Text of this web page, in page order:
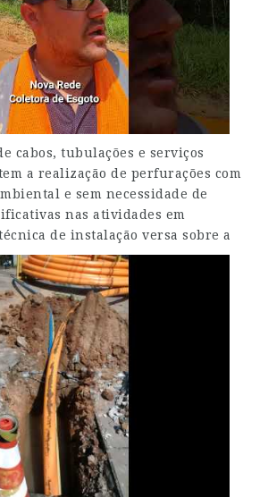
cabos, tubulações e serviços
a realização de perfurações com
e sem necessidade de
nas atividades em
de instalação versa sobre a